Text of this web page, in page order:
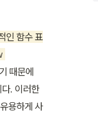
인 함수 표
때문에
. 이러한
용하게 사